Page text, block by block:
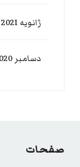
ژانویه 2021
دسامبر 2020
صفحات